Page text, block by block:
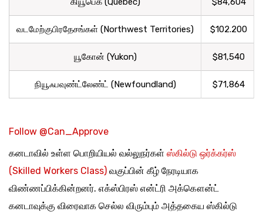
வடமேற்குபிரதேசங்கள் (Northwest Territories) $102.200
யூகோன் (Yukon) $81,540
நியூஃபவுண்ட்லேண்ட் (Newfoundland) $71,864
Follow @Can_Approve
கனடாவில் உள்ள பொறியியல் வல்லுநர்கள் ஸ்கில்டு ஒர்க்கர்ஸ்
(Skilled Workers Class) வகுப்பின் கீழ் நேரடியாக
விண்ணப்பிக்கின்றனர். எக்ஸ்பிரஸ் என்ட்ரி அக்கௌன்ட்
கனடாவுக்கு விரைவாக செல்ல விரும்பும் அத்தகைய ஸ்கில்டு